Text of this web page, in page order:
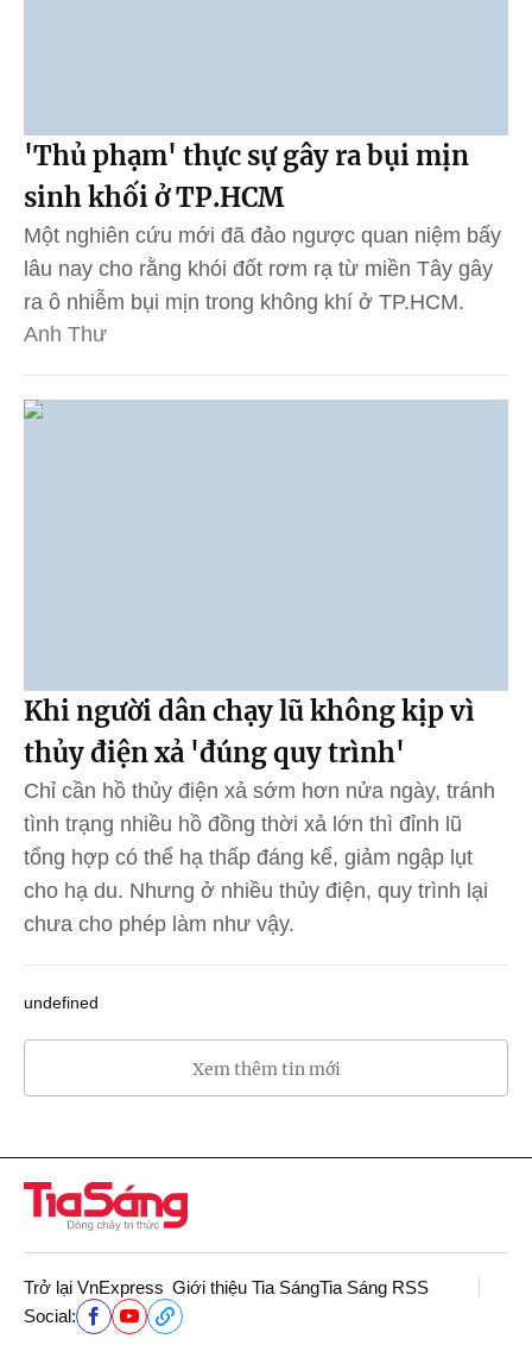
'Thủ phạm' thực sự gây ra bụi mịn
sinh khối ở TP.HCM
Một nghiên cứu mới đã đảo ngược quan niệm bấy
lâu nay cho rằng khói đốt rơm rạ từ miền Tây gây
ra ô nhiễm bụi mịn trong không khí ở TP.HCM.
Anh Thư
Khi người dân chạy lũ không kịp vì
thủy điện xả 'đúng quy trình'
Chỉ cần hồ thủy điện xả sớm hơn nửa ngày, tránh
tình trạng nhiều hồ đồng thời xả lớn thì đỉnh lũ
tổng hợp có thể hạ thấp đáng kể, giảm ngập lụt
cho hạ du. Nhưng ở nhiều thủy điện, quy trình lại
chưa cho phép làm như vậy.
undefined
Xem thêm tin mới
Trở lại VnExpress Giới thiệu Tia SángTia Sáng RSS
Social: